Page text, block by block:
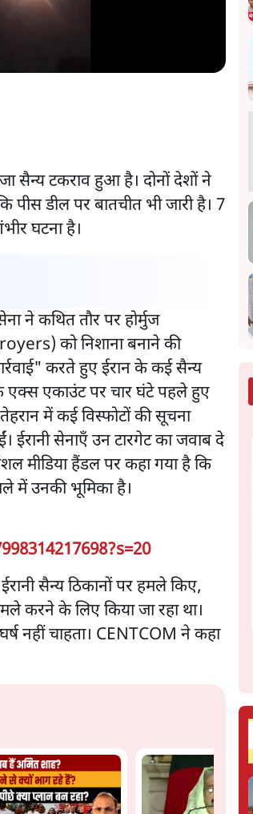
सैन्य टकराव हुआ है। दोनों देशों ने
डील पर बातचीत भी जारी है। 7
घटना है।
ने कथित तौर पर होर्मुज
को निशाना बनाने की
करते हुए ईरान के कई सैन्य
एक्स एकाउंट पर चार घंटे पहले हुए
में कई विस्फोटों की सूचना
ईरानी सेनाएँ उन टारगेट का जवाब दे
मीडिया हैंडल पर कहा गया है कि
में उनकी भूमिका है।
सैन्य ठिकानों पर हमले किए,
करने के लिए किया जा रहा था।
नहीं चाहता। CENTCOM ने कहा